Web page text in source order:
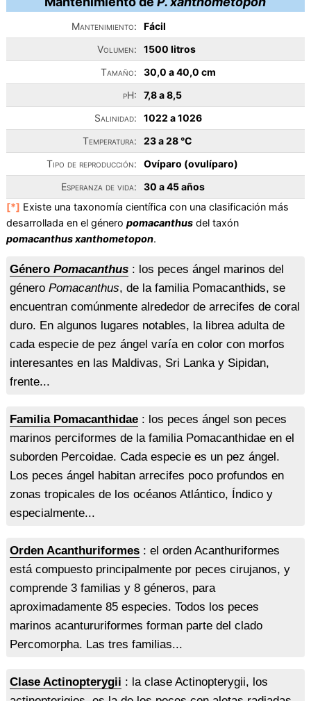
Mantenimiento:
Fácil
Volumen:
1500 litros
Tamaño:
30,0 a 40,0 cm
pH:
7,8 a 8,5
Salinidad:
1022 a 1026
Temperatura:
23 a 28 °C
Tipo de reproducción:
Ovíparo (ovulíparo)
Esperanza de vida:
30 a 45 años
[*] Existe una taxonomía científica con una clasificación más
desarrollada en el género pomacanthusdel taxón
pomacanthus xanthometopon.
Género Pomacanthus: los peces ángel marinos del
género Pomacanthus, de la familia Pomacanthids, se
encuentran comúnmente alrededor de arrecifes de coral
duro. En algunos lugares notables, la librea adulta de
cada especie de pez ángel varía en color con morfos
interesantes en las Maldivas, Sri Lanka y Sipidan,
frente...
Familia Pomacanthidae: los peces ángel son peces
marinos perciformes de la familia Pomacanthidae en el
suborden Percoidae. Cada especie es un pez ángel.
Los peces ángel habitan arrecifes poco profundos en
zonas tropicales de los océanos Atlántico, Índico y
especialmente...
Orden Acanthuriformes: el orden Acanthuriformes
está compuesto principalmente por peces cirujanos, y
comprende 3 familias y 8 géneros, para
aproximadamente 85 especies. Todos los peces
marinos acantururiformes forman parte del clado
Percomorpha. Las tres familias...
Clase Actinopterygii : la clase Actinopterygii, los